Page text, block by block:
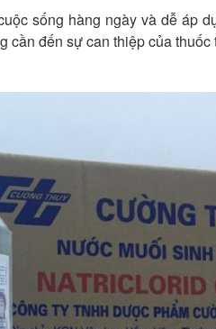
sống hàng ngày và dễ áp
cần đến sự can thiệp của thuốc